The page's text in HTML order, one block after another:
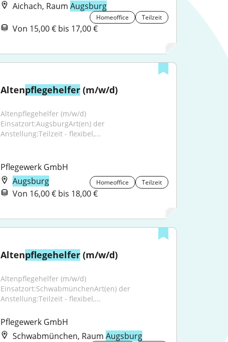
Aichach, Raum Augsburg
Homeoffice Teilzeit
Von 15,00 € bis 17,00 €
Altenpflegehelfer (m/w/d)
Altenpflegehelfer (m/w/d)
Einsatzort:AugsburgArt(en) der
Anstellung:Teilzeit - flexibel,...
Pflegewerk GmbH
Augsburg
Homeoffice Teilzeit
Von 16,00 € bis 18,00 €
Altenpflegehelfer (m/w/d)
Altenpflegehelfer (m/w/d)
Einsatzort:SchwabmünchenArt(en) der
Anstellung:Teilzeit - flexibel,...
Pflegewerk GmbH
Schwabmünchen, Raum Augsburg